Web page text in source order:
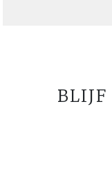
BLIJF